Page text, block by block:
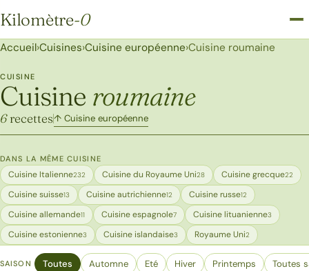
Kilomètre-0
Kilomètre-0
Accueil›Cuisines›Cuisine européenne›Cuisine roumaine
CUISINE
Cuisine roumaine
6recettes↑ Cuisine européenne
DANS LA MÊME CUISINE
Cuisine Italienne232 Cuisine du Royaume Uni28 Cuisine grecque22
Cuisine suisse13 Cuisine autrichienne12 Cuisine russe12
Cuisine allemande11 Cuisine espagnole7 Cuisine lituanienne3
Cuisine estonienne3 Cuisine islandaise3 Royaume Uni2
SAISON Toutes Automne Eté Hiver Printemps Toutes